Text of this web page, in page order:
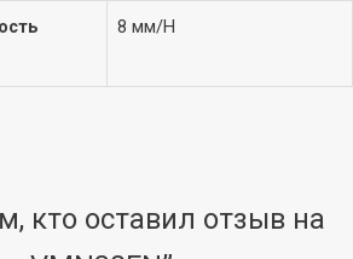
Накладные
Затылочные
8 мм/Н
кто оставил отзыв на